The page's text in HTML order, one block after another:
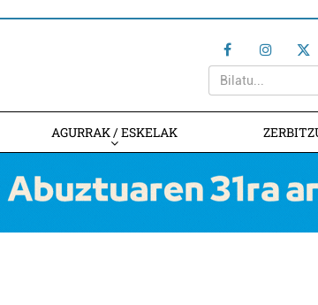
AGURRAK / ESKELAK